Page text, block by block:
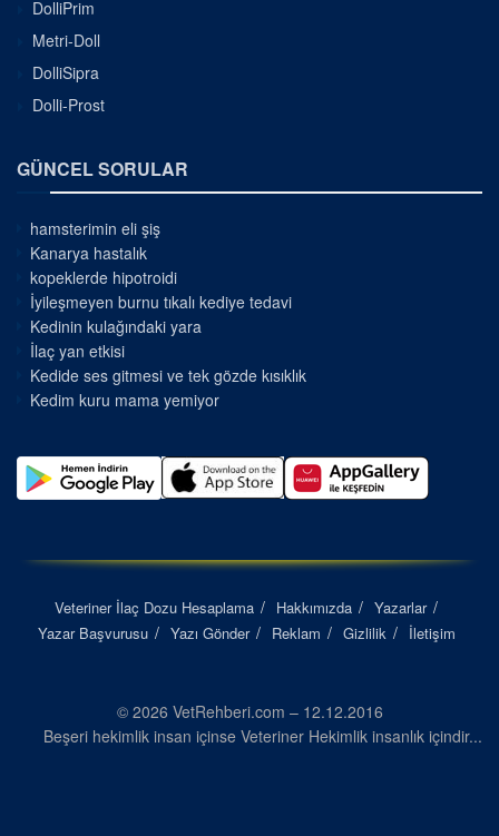
DolliPrim
Metri-Doll
DolliSipra
Dolli-Prost
GÜNCEL SORULAR
hamsterimin eli şiş
Kanarya hastalık
kopeklerde hipotroidi
İyileşmeyen burnu tıkalı kediye tedavi
Kedinin kulağındaki yara
İlaç yan etkisi
Kedide ses gitmesi ve tek gözde kısıklık
Kedim kuru mama yemiyor
Veteriner İlaç Dozu Hesaplama Hakkımızda
Yazarlar
Yazar Başvurusu
Yazı Gönder Reklam Gizlilik İletişim
© 2026 VetRehberi.com – 12.12.2016
Beşeri hekimlik insan içinse Veteriner Hekimlik insanlık içindir...